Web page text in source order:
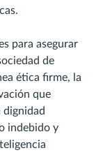
para asegurar
de
ética firme, la
que
dignidad
indebido y